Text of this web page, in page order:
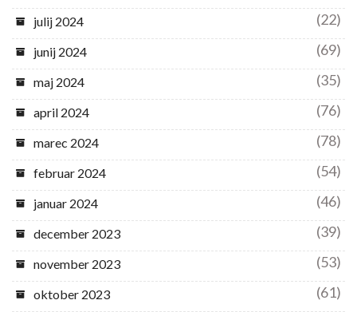
julij 2024 (22)
junij 2024 (69)
maj 2024 (35)
april 2024 (76)
marec 2024 (78)
februar 2024 (54)
januar 2024 (46)
december 2023 (39)
november 2023 (53)
oktober 2023 (61)